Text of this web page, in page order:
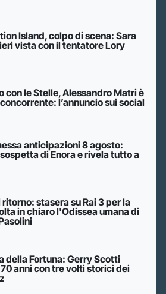
Island, colpo di scena: Sara
vista con il tentatore Lory
con le Stelle, Alessandro Matri è
l’annuncio sui social
anticipazioni 8 agosto:
di Enora e rivela tutto a
stasera su Rai 3 per la
in chiaro l'Odissea umana di
della Fortuna: Gerry Scotti
anni con tre volti storici dei